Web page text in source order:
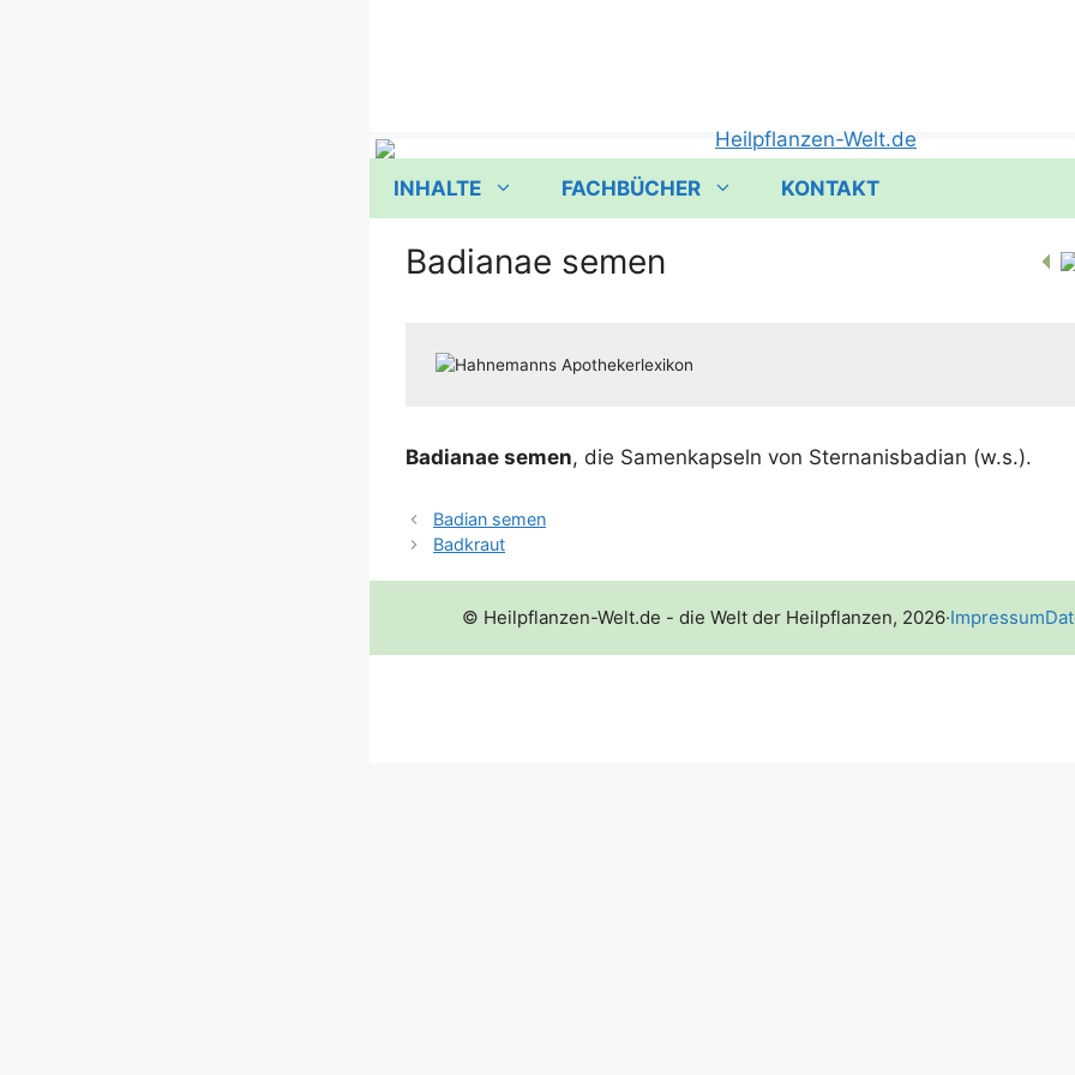
INHALTE FACHBÜCHER KONTAKT
Badianae semen
Badia­nae semen, die Samen­kap­seln von Stern­anis­ba­di­an (w.s.).
Badian semen
Badkraut
© Heilpflanzen-Welt.de - die Welt der Heilpflanzen, 2026·Impressum